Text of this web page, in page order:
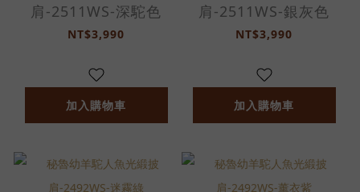
肩-2511WS-深駝色
NT$3,990
加入購物車
肩-2511WS-銀灰色
NT$3,990
加入購物車